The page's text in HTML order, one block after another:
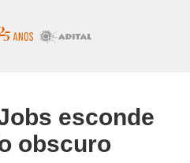
esconde
obscuro